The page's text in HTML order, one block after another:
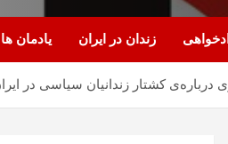
زندان در ایران یادمان ها
کشتار زندانیان سیاسی در